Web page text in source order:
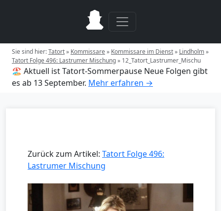
Sie sind hier:Tatort» Kommissare» Kommissare im Dienst» Lindholm»
Tatort Folge 496: Lastrumer Mischung» 12_Tatort_Lastrumer_Mischu
🏖️ Aktuell ist Tatort-Sommerpause Neue Folgen gibt
es ab 13 September. Mehr erfahren →
Zurück zum Artikel: Tatort Folge 496:
Lastrumer Mischung